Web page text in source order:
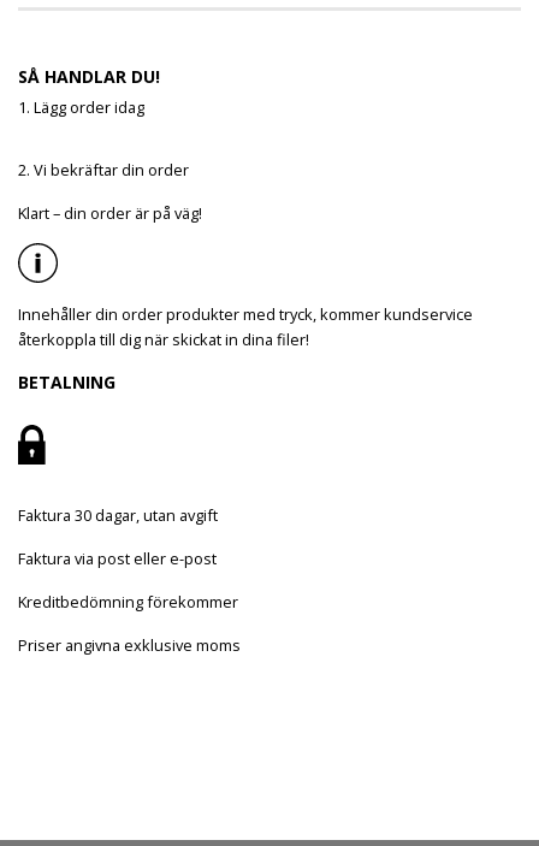
SÅ HANDLAR DU!
1. Lägg order idag
2. Vi bekräftar din order
Klart – din order är på väg!
Innehåller din order produkter med tryck, kommer kundservice
återkoppla till dig när skickat in dina filer!
BETALNING
Faktura 30 dagar, utan avgift
Faktura via post eller e-post
Kreditbedömning förekommer
Priser angivna exklusive moms